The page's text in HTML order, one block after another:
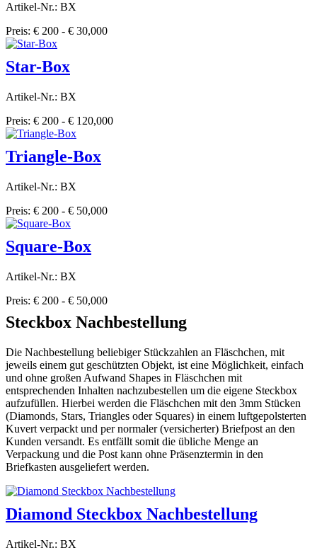
Artikel-Nr.: BX
Preis: € 200 - € 30,000
Star-Box
Artikel-Nr.: BX
Preis: € 200 - € 120,000
Triangle-Box
Artikel-Nr.: BX
Preis: € 200 - € 50,000
Square-Box
Artikel-Nr.: BX
Preis: € 200 - € 50,000
Steckbox Nachbestellung
Die Nachbestellung beliebiger Stückzahlen an Fläschchen, mit
jeweils einem gut geschützten Objekt, ist eine Möglichkeit, einfach
und ohne großen Aufwand Shapes in Fläschchen mit
entsprechenden Inhalten nachzubestellen um die eigene Steckbox
aufzufüllen. Hierbei werden die Fläschchen mit den 3mm Stücken
(Diamonds, Stars, Triangles oder Squares) in einem luftgepolsterten
Kuvert verpackt und per normaler (versicherter) Briefpost an den
Kunden versandt. Es entfällt somit die übliche Menge an
Verpackung und die Post kann ohne Präsenztermin in den
Briefkasten ausgeliefert werden.
Diamond Steckbox Nachbestellung
Artikel-Nr.: BX